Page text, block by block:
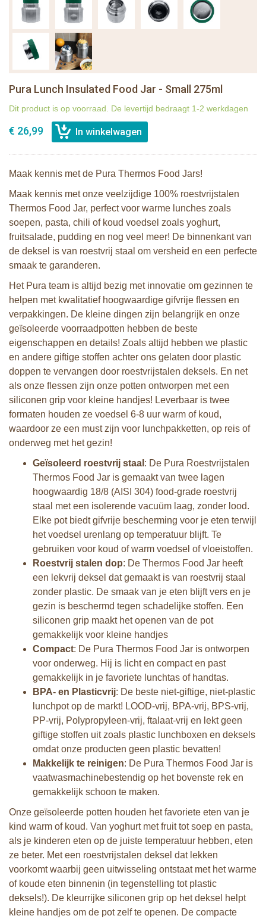
Pura Lunch Insulated Food Jar - Small 275ml
Dit product is op voorraad. De levertijd bedraagt 1-2 werkdagen
€ 26,99
Maak kennis met de Pura Thermos Food Jars!
Maak kennis met onze veelzijdige 100% roestvrijstalen
Thermos Food Jar, perfect voor warme lunches zoals
soepen, pasta, chili of koud voedsel zoals yoghurt,
fruitsalade, pudding en nog veel meer! De binnenkant van
de deksel is van roestvrij staal om versheid en een perfecte
smaak te garanderen.
Het Pura team is altijd bezig met innovatie om gezinnen te
helpen met kwalitatief hoogwaardige gifvrije flessen en
verpakkingen. De kleine dingen zijn belangrijk en onze
geïsoleerde voorraadpotten hebben de beste
eigenschappen en details! Zoals altijd hebben we plastic
en andere giftige stoffen achter ons gelaten door plastic
doppen te vervangen door roestvrijstalen deksels. En net
als onze flessen zijn onze potten ontworpen met een
siliconen grip voor kleine handjes! Leverbaar is twee
formaten houden ze voedsel 6-8 uur warm of koud,
waardoor ze een must zijn voor lunchpakketten, op reis of
onderweg met het gezin!
Geïsoleerd roestvrij staal : De Pura Roestvrijstalen
Thermos Food Jar is gemaakt van twee lagen
hoogwaardig 18/8 (AISI 304) food-grade roestvrij
staal met een isolerende vacuüm laag, zonder lood.
Elke pot biedt gifvrije bescherming voor je eten terwijl
het voedsel urenlang op temperatuur blijft. Te
gebruiken voor koud of warm voedsel of vloeistoffen.
Roestvrij stalen dop: De Thermos Food Jar heeft
een lekvrij deksel dat gemaakt is van roestvrij staal
zonder plastic. De smaak van je eten blijft vers en je
gezin is beschermd tegen schadelijke stoffen. Een
siliconen grip maakt het openen van de pot
gemakkelijk voor kleine handjes
Compact: De Pura Thermos Food Jar is ontworpen
voor onderweg. Hij is licht en compact en past
gemakkelijk in je favoriete lunchtas of handtas.
BPA- en Plasticvrij: De beste niet-giftige, niet-plastic
lunchpot op de markt! LOOD-vrij, BPA-vrij, BPS-vrij,
PP-vrij, Polypropyleen-vrij, ftalaat-vrij en lekt geen
giftige stoffen uit zoals plastic lunchboxen en deksels
omdat onze producten geen plastic bevatten!
Makkelijk te reinigen: De Pura Thermos Food Jar is
vaatwasmachinebestendig op het bovenste rek en
gemakkelijk schoon te maken.
Onze geïsoleerde potten houden het favoriete eten van je
kind warm of koud. Van yoghurt met fruit tot soep en pasta,
als je kinderen eten op de juiste temperatuur hebben, eten
ze beter. Met een roestvrijstalen deksel dat lekken
voorkomt waarbij geen uitwisseling ontstaat met het warme
of koude eten binnenin (in tegenstelling tot plastic
deksels!). De kleurrijke siliconen grip op het deksel helpt
kleine handjes om de pot zelf te openen. De compacte